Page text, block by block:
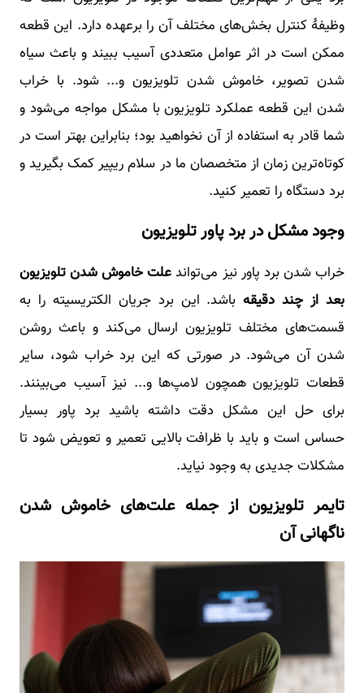
وظیفۀ کنترل بخش‌های مختلف آن را برعهده دارد. این قطعه
ممکن است در اثر عوامل متعددی آسیب ببیند و باعث سیاه
شدن تصویر، خاموش شدن تلویزیون و... شود. با خراب
شدن این قطعه عملکرد تلویزیون با مشکل مواجه می‌شود و
شما قادر به استفاده از آن نخواهید بود؛ بنابراین بهتر است در
کوتاه‌ترین زمان از متخصصان ما در سلام ریپیر کمک بگیرید و
برد دستگاه را تعمیر کنید.
وجود مشکل در برد پاور تلویزیون
خراب شدن برد پاور نیز می‌تواندعلت خاموش شدن تلویزیون
بعد از چند دقیقه باشد. این برد جریان الکتریسیته را به
قسمت‌های مختلف تلویزیون ارسال می‌کند و باعث روشن
شدن آن می‌شود. در صورتی که این برد خراب شود، سایر
قطعات تلویزیون همچون لامپ‌ها و... نیز آسیب می‌بینند.
برای حل این مشکل دقت داشته باشید برد پاور بسیار
حساس است و باید با ظرافت بالایی تعمیر و تعویض شود تا
مشکلات جدیدی به وجود نیاید.
تایمر تلویزیون از جمله علت‌های خاموش شدن
ناگهانی آن